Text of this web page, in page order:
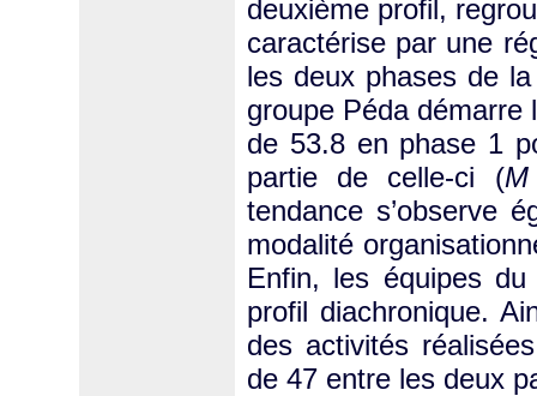
deuxième profil,
caractérise par une
les deux phases de
groupe Péda démarre
de 53.8 en phase 1
partie de celle-ci (M
tendance s’observe
modalité
Enfin, les équipes
profil diachronique.
des activités
de 47 entre les deux